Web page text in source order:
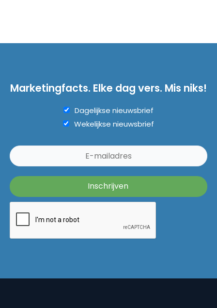
Marketingfacts. Elke dag vers. Mis niks!
Dagelijkse nieuwsbrief
Wekelijkse nieuwsbrief